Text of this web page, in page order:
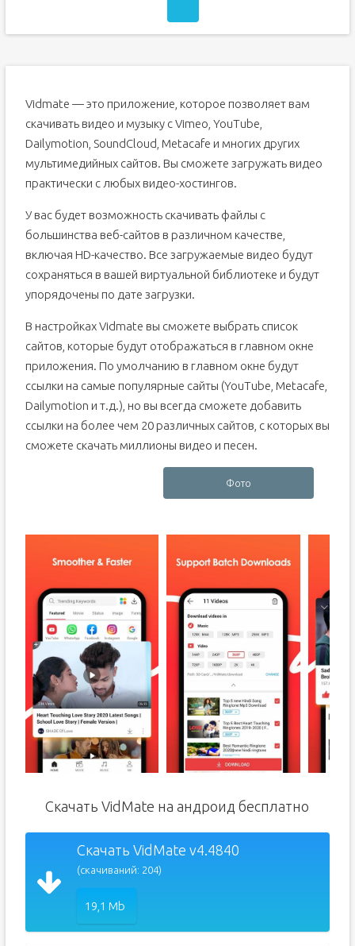
Vidmate — это приложение, которое позволяет вам
скачивать видео и музыку c Vimeo, YouTube,
Dailymotion, SoundCloud, Metacafe и многих других
мультимедийных сайтов. Вы сможете загружать видео
практически с любых видео-хостингов.
У вас будет возможность скачивать файлы с
большинства веб-сайтов в различном качестве,
включая HD-качество. Все загружаемые видео будут
сохраняться в вашей виртуальной библиотеке и будут
упорядочены по дате загрузки.
В настройках Vidmate вы сможете выбрать список
сайтов, которые будут отображаться в главном окне
приложения. По умолчанию в главном окне будут
ссылки на самые популярные сайты (YouTube, Metacafe,
Dailymotion и т.д.), но вы всегда сможете добавить
ссылки на более чем 20 различных сайтов, с которых вы
сможете скачать миллионы видео и песен.
Фото
Скачать VidMate на андроид бесплатно
Скачать VidMate v4.4840
(скачиваний: 204)
19,1 Mb